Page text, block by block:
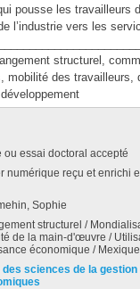
pousse les travailleurs
l’industrie vers les
structurel,
mobilité des travailleurs,
ou essai doctoral accepté
numérique reçu et enrichi
Sophie
structurel /
de la main-d'œuvre /
économique /
des sciences de la